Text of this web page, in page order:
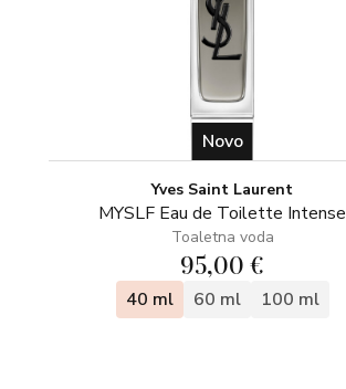
Novo
Yves Saint Laurent
MYSLF Eau de Toilette Intense
Toaletna voda
95,00 €
40 ml 60 ml 100 ml